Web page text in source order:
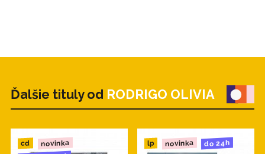
Ďalšie tituly od RODRIGO OLIVIA
cd novinka lp novinka do 24h